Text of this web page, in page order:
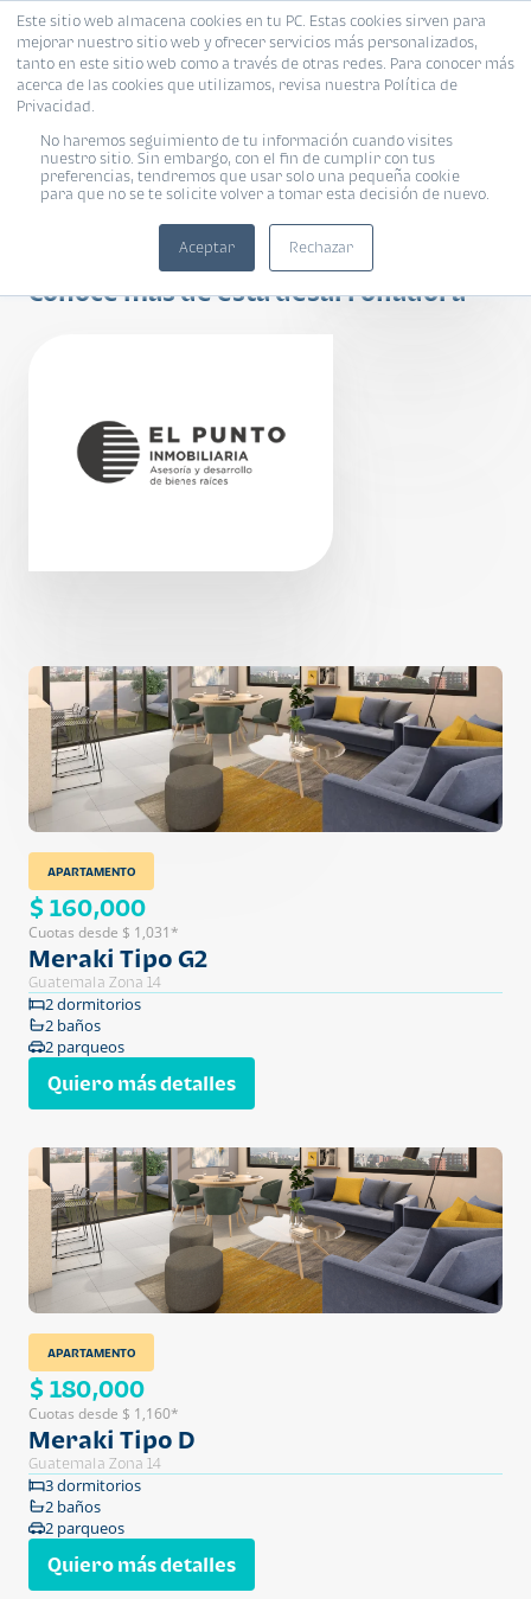
Este sitio web almacena cookies en tu PC. Estas cookies sirven para
mejorar nuestro sitio web y ofrecer servicios más personalizados,
tanto en este sitio web como a través de otras redes. Para conocer más
acerca de las cookies que utilizamos, revisa nuestra Política de
Privacidad.
No haremos seguimiento de tu información cuando visites
nuestro sitio. Sin embargo, con el fin de cumplir con tus
preferencias, tendremos que usar solo una pequeña cookie
para que no se te solicite volver a tomar esta decisión de nuevo.
Aceptar Rechazar
Conoce más de esta desarrolladora
APARTAMENTO
$ 160,000
Cuotas desde $ 1,031*
Meraki Tipo G2
Guatemala Zona 14
2 dormitorios
2 baños
2 parqueos
Quiero más detalles
APARTAMENTO
$ 180,000
Cuotas desde $ 1,160*
Meraki Tipo D
Guatemala Zona 14
3 dormitorios
2 baños
2 parqueos
Quiero más detalles